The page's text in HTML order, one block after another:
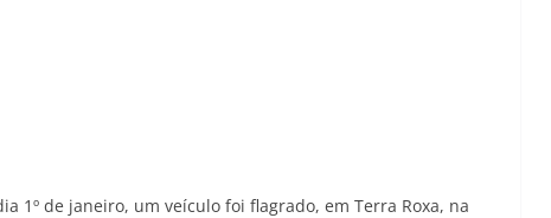
1º de janeiro, um veículo foi flagrado, em Terra Roxa, na